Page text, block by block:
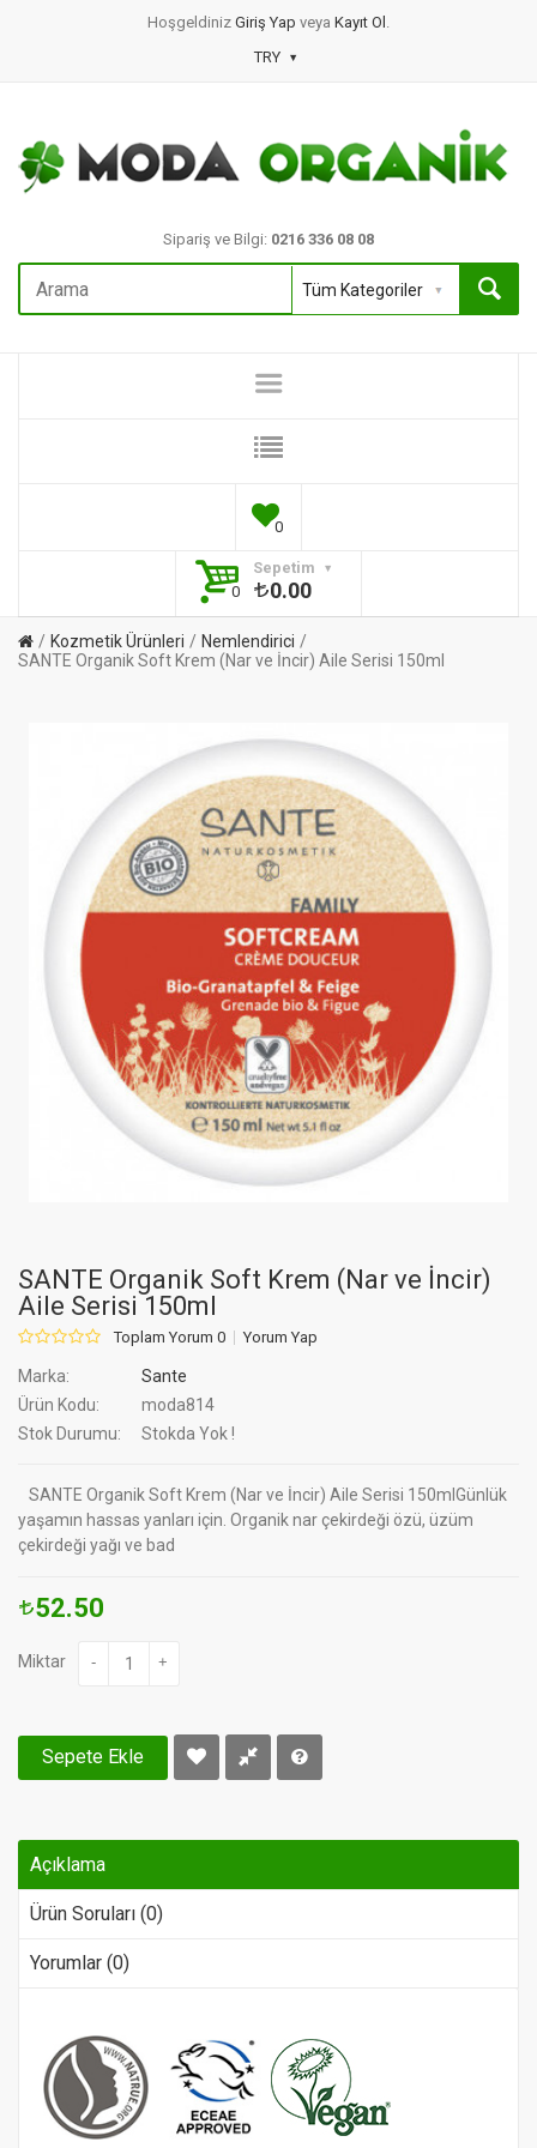
Hoşgeldiniz Giriş Yap veya Kayıt Ol .
TRY
Sipariş ve Bilgi: 0216 336 08 08
0
Sepetim
0
0.00
Kozmetik Ürünleri
Nemlendirici
SANTE Organik Soft Krem (Nar ve İncir) Aile Serisi 150ml
SANTE Organik Soft Krem (Nar ve İncir)
Aile Serisi 150ml
Toplam Yorum 0 Yorum Yap
Marka:
Sante
Ürün Kodu:
moda814
Stok Durumu:
Stokda Yok !
SANTE Organik Soft Krem (Nar ve İncir) Aile Serisi 150mlGünlük
yaşamın hassas yanları için. Organik nar çekirdeği özü, üzüm
çekirdeği yağı ve bad
52.50
Miktar - +
Sepete Ekle
Açıklama
Ürün Soruları (0)
Yorumlar (0)